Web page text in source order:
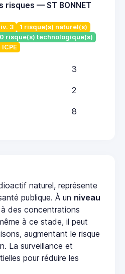
risques — ST BONNET
3
1 risque(s) naturel(s)
0 risque(s) technologique(s)
ICPE
3
2
8
naturel, représente
publique. À un niveau
des concentrations
à ce stade, il peut
augmentant le risque
La surveillance et
pour réduire les